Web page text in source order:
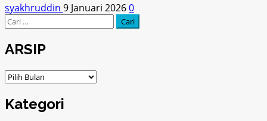
syakhruddin 9 Januari 20260
Cari
ARSIP
ARSIP
Kategori